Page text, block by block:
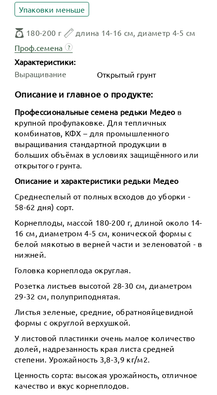
Упаковки меньше
180-200 г
длина 14-16 см, диаметр 4-5 см
Проф.семена
?
Характеристики:
Выращивание
Открытый грунт
Описание и главное о продукте:
Профессиональные семена редьки Медеов
крупной профупаковке. Для тепличных
комбинатов, КФХ – для промышленного
выращивания стандартной продукции в
больших объёмах в условиях защищённого или
открытого грунта.
Описание и характеристики редьки Медео
Среднеспелый от полных всходов до уборки -
58-62 дня) сорт.
Корнеплоды, массой 180-200 г, длиной около 14-
16 см, диаметром 4-5 см, конической формы с
белой мякотью в верней части и зеленоватой - в
нижней.
Головка корнеплода округлая.
Розетка листьев высотой 28-30 см, диаметром
29-32 см, полуприподнятая.
Листья зеленые, средние, обратнояйцевидной
формы с округлой верхушкой.
У листовой пластинки очень малое количество
долей, надрезанность края листа средней
степени. Урожайность 3,8-3,9 кг/м2.
Ценность сорта: высокая урожайность, отличное
качество и вкус корнеплодов.